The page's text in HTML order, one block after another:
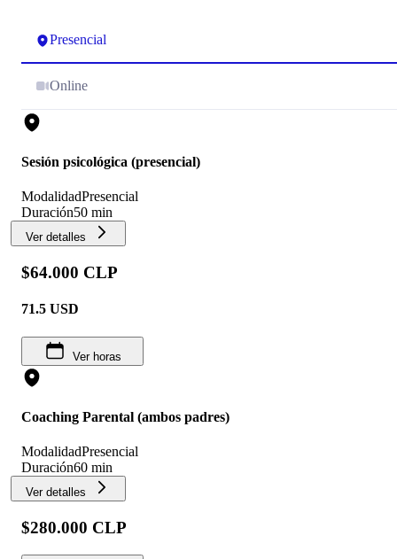
Presencial
Online
Sesión psicológica (presencial)
ModalidadPresencial
Duración50 min
Ver detalles
$64.000 CLP
71.5 USD
Ver horas
Coaching Parental (ambos padres)
ModalidadPresencial
Duración60 min
Ver detalles
$280.000 CLP